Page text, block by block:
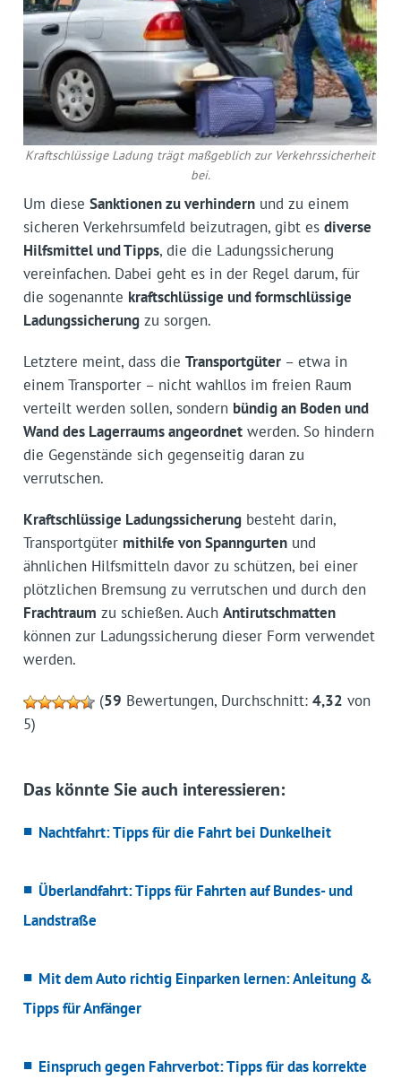
Kraftschlüssige Ladung trägt maßgeblich zur Verkehrssicherheit
bei.
Um diese Sanktionen zu verhindernund zu einem
sicheren Verkehrsumfeld beizutragen, gibt es diverse
Hilfsmittel und Tipps, die die Ladungssicherung
vereinfachen. Dabei geht es in der Regel darum, für
die sogenannte kraftschlüssige und formschlüssige
Ladungssicherungzu sorgen.
Letztere meint, dass die Transportgüter– etwa in
einem Transporter – nicht wahllos im freien Raum
verteilt werden sollen, sondern bündig an Boden und
Wand des Lagerraums angeordnetwerden. So hindern
die Gegenstände sich gegenseitig daran zu
verrutschen.
Kraftschlüssige Ladungssicherungbesteht darin,
Transportgüter mithilfe von Spanngurtenund
ähnlichen Hilfsmitteln davor zu schützen, bei einer
plötzlichen Bremsung zu verrutschen und durch den
Frachtraum zu schießen. Auch Antirutschmatten
können zur Ladungssicherung dieser Form verwendet
werden.
(59 Bewertungen, Durchschnitt: 4,32 von
5)
Das könnte Sie auch interessieren:
Nachtfahrt: Tipps für die Fahrt bei Dunkelheit
Überlandfahrt: Tipps für Fahrten auf Bundes- und
Landstraße
Mit dem Auto richtig Einparken lernen: Anleitung &
Tipps für Anfänger
Einspruch gegen Fahrverbot: Tipps für das korrekte